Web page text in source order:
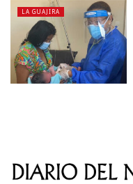
LA GUAJIRA